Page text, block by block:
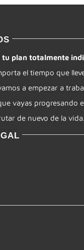
tu plan totalmente
el tiempo que
a empezar a
vayas progresando
de nuevo de la vida.